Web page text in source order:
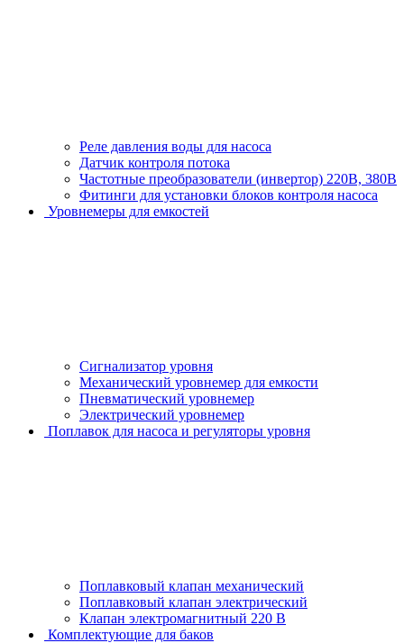
Реле давления воды для насоса
Датчик контроля потока
Частотные преобразователи (инвертор) 220В, 380В
Фитинги для установки блоков контроля насоса
Уровнемеры для емкостей
Сигнализатор уровня
Механический уровнемер для емкости
Пневматический уровнемер
Электрический уровнемер
Поплавок для насоса и регуляторы уровня
Поплавковый клапан механический
Поплавковый клапан электрический
Клапан электромагнитный 220 В
Комплектующие для баков